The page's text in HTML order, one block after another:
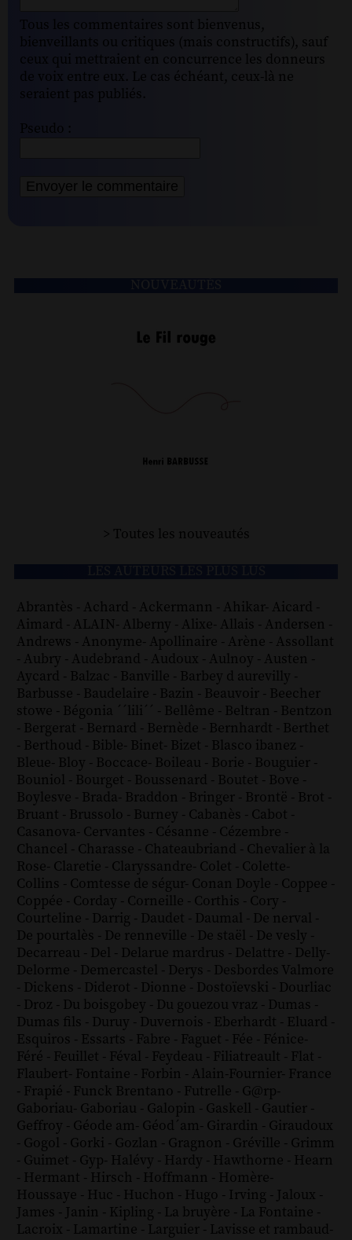
Tous les commentaires sont bienvenus,
bienveillants ou critiques (mais constructifs), sauf
ceux qui mettraient en concurrence les donneurs
de voix entre eux. Le cas échéant, ceux-là ne
seraient pas publiés.
Pseudo :
> Toutes les nouveautés
Abrantès - Achard - Ackermann - Ahikar- Aicard -
Aimard - ALAIN- Alberny - Alixe- Allais - Andersen -
Andrews - Anonyme- Apollinaire - Arène - Assollant
- Aubry - Audebrand - Audoux - Aulnoy - Austen -
Aycard - Balzac - Banville - Barbey d aurevilly -
Barbusse - Baudelaire - Bazin - Beauvoir - Beecher
stowe - Bégonia ´´lili´´ - Bellême - Beltran - Bentzon
- Bergerat - Bernard - Bernède - Bernhardt - Berthet
- Berthoud - Bible- Binet- Bizet - Blasco ibanez -
Bleue- Bloy - Boccace- Boileau - Borie - Bouguier -
Bouniol - Bourget - Boussenard - Boutet - Bove -
Boylesve - Brada- Braddon - Bringer - Brontë - Brot -
Bruant - Brussolo - Burney - Cabanès - Cabot -
Casanova- Cervantes - Césanne - Cézembre -
Chancel - Charasse - Chateaubriand - Chevalier à la
Rose- Claretie - Claryssandre- Colet - Colette-
Collins - Comtesse de ségur- Conan Doyle - Coppee -
Coppée - Corday - Corneille - Corthis - Cory -
Courteline - Darrig - Daudet - Daumal - De nerval -
De pourtalès - De renneville - De staël - De vesly -
Decarreau - Del - Delarue mardrus - Delattre - Delly-
Delorme - Demercastel - Derys - Desbordes Valmore
- Dickens - Diderot - Dionne - Dostoïevski - Dourliac
- Droz - Du boisgobey - Du gouezou vraz - Dumas -
Dumas fils - Duruy - Duvernois - Eberhardt - Eluard -
Esquiros - Essarts - Fabre - Faguet - Fée - Fénice-
Féré - Feuillet - Féval - Feydeau - Filiatreault - Flat -
Flaubert- Fontaine - Forbin - Alain-Fournier- France
- Frapié - Funck Brentano - Futrelle - G@rp-
Gaboriau- Gaboriau - Galopin - Gaskell - Gautier -
Geffroy - Géode am- Géod´am- Girardin - Giraudoux
- Gogol - Gorki - Gozlan - Gragnon - Gréville - Grimm
- Guimet - Gyp- Halévy - Hardy - Hawthorne - Hearn
- Hermant - Hirsch - Hoffmann - Homère-
Houssaye - Huc - Huchon - Hugo - Irving - Jaloux -
James - Janin - Kipling - La bruyère - La Fontaine -
Lacroix - Lamartine - Larguier - Lavisse et rambaud-